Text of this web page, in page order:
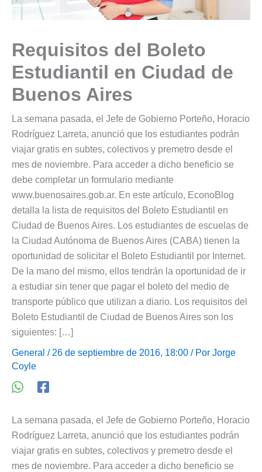
Requisitos del Boleto
Estudiantil en Ciudad de
Buenos Aires
La semana pasada, el Jefe de Gobierno Porteño, Horacio
Rodríguez Larreta, anunció que los estudiantes podrán
viajar gratis en subtes, colectivos y premetro desde el
mes de noviembre. Para acceder a dicho beneficio se
debe completar un formulario mediante
www.buenosaires.gob.ar. En este artículo, EconoBlog
detalla la lista de requisitos del Boleto Estudiantil en
Ciudad de Buenos Aires. Los estudiantes de escuelas de
la Ciudad Autónoma de Buenos Aires (CABA) tienen la
oportunidad de solicitar el Boleto Estudiantil por Internet.
De la mano del mismo, ellos tendrán la oportunidad de ir
a estudiar sin tener que pagar el boleto del medio de
transporte público que utilizan a diario. Los requisitos del
Boleto Estudiantil de Ciudad de Buenos Aires son los
siguientes: […]
General / 26 de septiembre de 2016, 18:00 / Por Jorge
Coyle
La semana pasada, el Jefe de Gobierno Porteño, Horacio
Rodríguez Larreta, anunció que los estudiantes podrán
viajar gratis en subtes, colectivos y premetro desde el
mes de noviembre. Para acceder a dicho beneficio se